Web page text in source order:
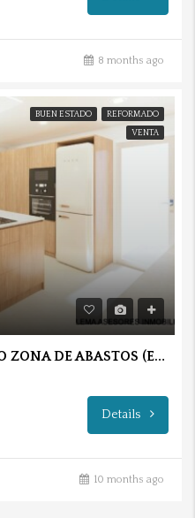
8 months ago
BUEN ESTADO
REFORMADO
VENTA
PISO RECIEN REFORMADO ZONA DE ABASTOS (EXTREMURS).
Details
10 months ago